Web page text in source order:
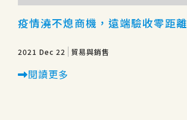
疫情澆不熄商機，遠端驗收零距離
2021 Dec 22 貿易與銷售
閱讀更多